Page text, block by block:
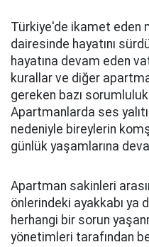
Türkiye'de ikamet eden
dairesinde hayatını
hayatına devam eden
kurallar ve diğer
gereken bazı
Apartmanlarda ses
nedeniyle bireylerin
günlük yaşamlarına
Apartman sakinleri
önlerindeki ayakkabı ya
herhangi bir sorun
yönetimleri tarafından